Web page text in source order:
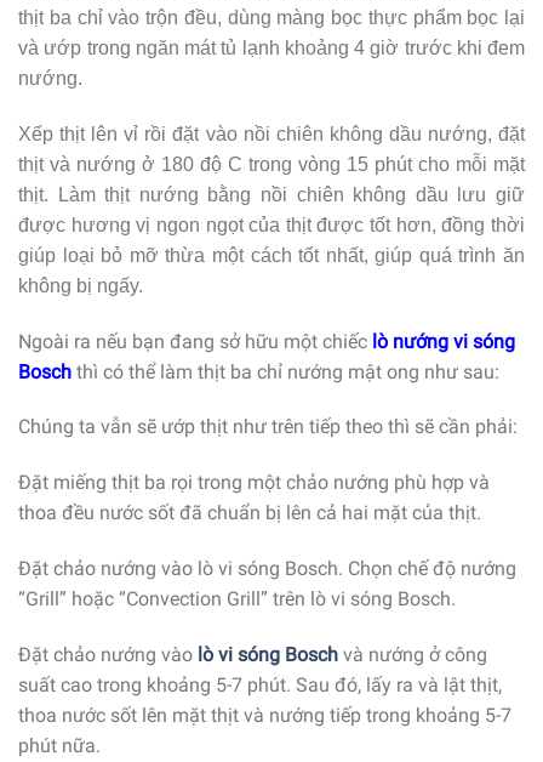
thịt ba chỉ vào trộn đều, dùng màng bọc thực phẩm bọc lại
và ướp trong ngăn mát tủ lạnh khoảng 4 giờ trước khi đem
nướng.
Xếp thịt lên vỉ rồi đặt vào nồi chiên không dầu nướng, đặt
thịt và nướng ở 180 độ C trong vòng 15 phút cho mỗi mặt
thịt. Làm thịt nướng bằng nồi chiên không dầu lưu giữ
được hương vị ngon ngọt của thịt được tốt hơn, đồng thời
giúp loại bỏ mỡ thừa một cách tốt nhất, giúp quá trình ăn
không bị ngấy.
Ngoài ra nếu bạn đang sở hữu một chiếc lò nướng vi sóng
Bosch thì có thể làm thịt ba chỉ nướng mật ong như sau:
Chúng ta vẫn sẽ ướp thịt như trên tiếp theo thì sẽ cần phải:
Đặt miếng thịt ba rọi trong một chảo nướng phù hợp và
thoa đều nước sốt đã chuẩn bị lên cả hai mặt của thịt.
Đặt chảo nướng vào lò vi sóng Bosch. Chọn chế độ nướng
“Grill” hoặc “Convection Grill” trên lò vi sóng Bosch.
Đặt chảo nướng vào lò vi sóng Bosch và nướng ở công
suất cao trong khoảng 5-7 phút. Sau đó, lấy ra và lật thịt,
thoa nước sốt lên mặt thịt và nướng tiếp trong khoảng 5-7
phút nữa.